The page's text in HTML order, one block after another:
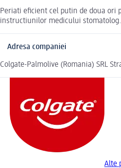
Periati eficient cel putin de doua ori
instructiunilor medicului stomatolog.
Adresa companiei
Colgate-Palmolive (Romania) SRL
Alte